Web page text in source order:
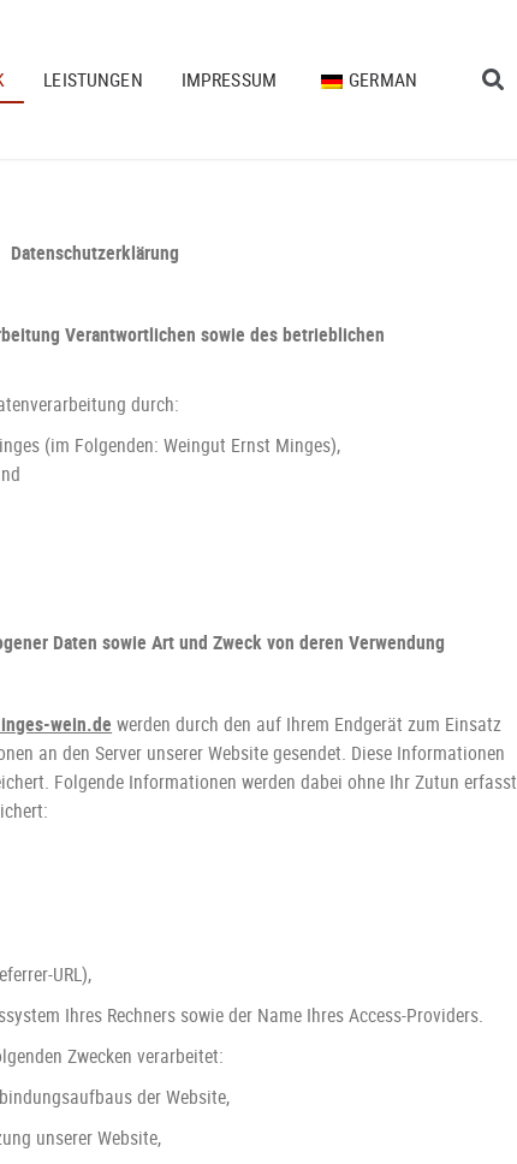
LEISTUNGEN IMPRESSUM GERMAN
Datenschutzerklärung
Verantwortlichen sowie des betrieblichen
durch:
(im Folgenden: Weingut Ernst Minges),
Daten sowie Art und Zweck von deren Verwendung
wein.de werden durch den auf Ihrem Endgerät zum Einsatz
an den Server unserer Website gesendet. Diese Informationen
Folgende Informationen werden dabei ohne Ihr Zutun erfasst
URL),
Ihres Rechners sowie der Name Ihres Access-Providers.
Zwecken verarbeitet:
der Website,
unserer Website,